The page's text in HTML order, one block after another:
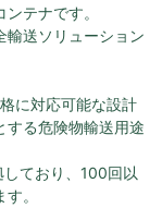
テナです。
輸送ソリューション
に対応可能な設計
する危険物輸送用途
ており、100回以
。